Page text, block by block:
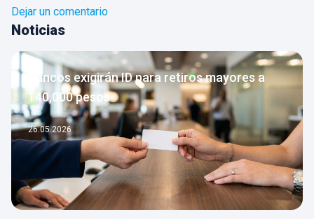
Dejar un comentario
Noticias
Bancos exigirán ID para retiros mayores a
140,000 pesos
26.05.2026